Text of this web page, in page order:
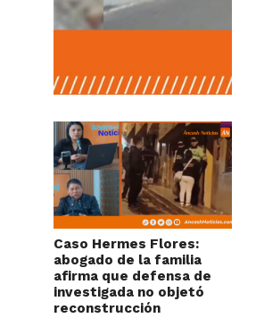
Caso Hermes Flores:
abogado de la familia
afirma que defensa de
investigada no objetó
reconstrucción